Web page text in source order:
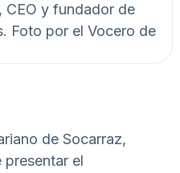
CEO y fundador de
Foto por el Vocero de
de Socarraz,
el